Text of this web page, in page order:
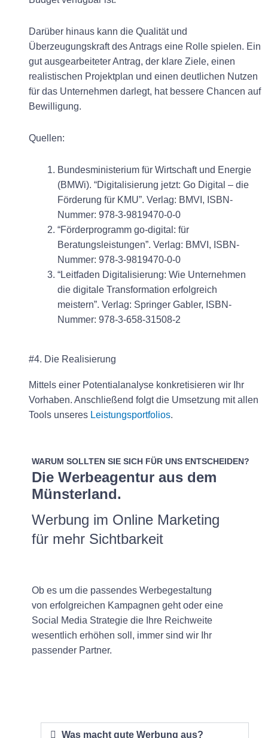
Darüber hinaus kann die Qualität und
Überzeugungskraft des Antrags eine Rolle spielen. Ein
gut ausgearbeiteter Antrag, der klare Ziele, einen
realistischen Projektplan und einen deutlichen Nutzen
für das Unternehmen darlegt, hat bessere Chancen auf
Bewilligung.
Quellen:
Bundesministerium für Wirtschaft und Energie
(BMWi). “Digitalisierung jetzt: Go Digital – die
Förderung für KMU”. Verlag: BMVI, ISBN-
Nummer: 978-3-9819470-0-0
“Förderprogramm go-digital: für
Beratungsleistungen”. Verlag: BMVI, ISBN-
Nummer: 978-3-9819470-0-0
“Leitfaden Digitalisierung: Wie Unternehmen
die digitale Transformation erfolgreich
meistern”. Verlag: Springer Gabler, ISBN-
Nummer: 978-3-658-31508-2
#4. Die Realisierung
Mittels einer Potentialanalyse konkretisieren wir Ihr
Vorhaben. Anschließend folgt die Umsetzung mit allen
Tools unseres Leistungsportfolios.
WARUM SOLLTEN SIE SICH FÜR UNS ENTSCHEIDEN?
Die Werbeagentur aus dem
Münsterland.
Werbung im Online Marketing
für mehr Sichtbarkeit
Ob es um die passendes Werbegestaltung
von erfolgreichen Kampagnen geht oder eine
Social Media Strategie die Ihre Reichweite
wesentlich erhöhen soll, immer sind wir Ihr
passender Partner.
Was macht gute Werbung aus?